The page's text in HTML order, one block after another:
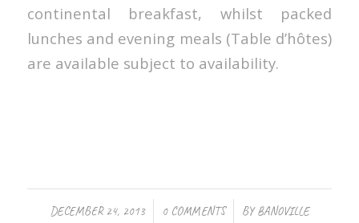
continental breakfast, whilst packed
lunches and evening meals (Table d’hôtes)
are available subject to availability.
DECEMBER 24, 2013
/ 0 COMMENTS
/ BYBANOVILLE